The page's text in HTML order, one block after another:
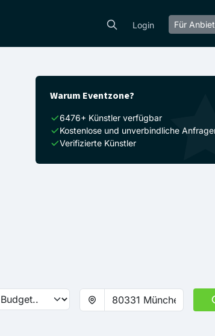
Login Für
Warum Eventzone?
6476+ Künstler verfügbar
Kostenlose und unverbindliche
Verifizierte Künstler